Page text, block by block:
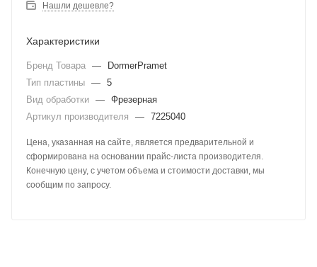
Нашли дешевле?
Характеристики
Бренд Товара —
DormerPramet
Тип пластины — 5
Вид обработки — Фрезерная
Артикул производителя
— 7225040
Цена, указанная на сайте, является предварительной и
сформирована на основании прайс-листа производителя.
Конечную цену, с учетом объема и стоимости доставки, мы
сообщим по запросу.